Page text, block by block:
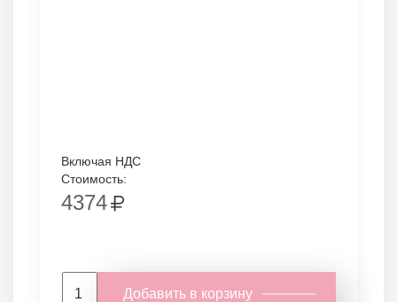
Включая НДС
Стоимость:
4374
Добавить в корзину